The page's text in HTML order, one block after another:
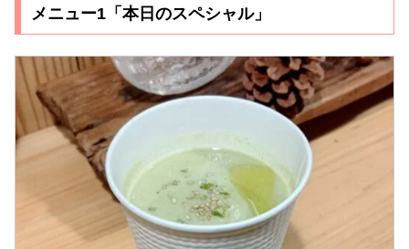
メニュー1「本日のスペシャル」